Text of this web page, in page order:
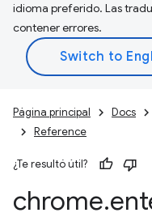
idioma preferido. Las
contener errores.
Página principal Docs
Reference
¿Te resultó útil?
chrome.